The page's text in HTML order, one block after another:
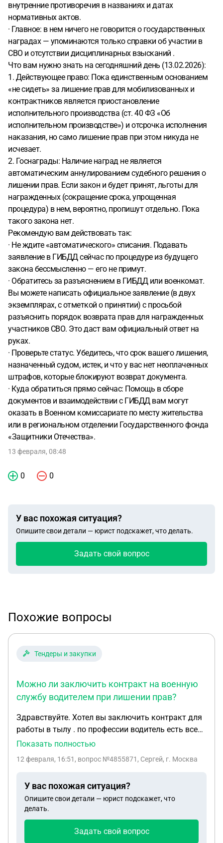
внутренние противоречия в названиях и датах
нормативных актов.
· Главное: в нем ничего не говорится о государственных
наградах — упоминаются только справки об участии в
СВО и отсутствии дисциплинарных взысканий .
Что вам нужно знать на сегодняшний день (13.02.2026):
1. Действующее право: Пока единственным основанием
«не сидеть» за лишение прав для мобилизованных и
контрактников является приостановление
исполнительного производства (ст. 40 ФЗ «Об
исполнительном производстве») и отсрочка исполнения
наказания, но само лишение прав при этом никуда не
исчезает.
2. Госнаграды: Наличие наград не является
автоматическим аннулированием судебного решения о
лишении прав. Если закон и будет принят, льготы для
награжденных (сокращение срока, упрощенная
процедура) в нем, вероятно, пропишут отдельно. Пока
такого закона нет.
Рекомендую вам действовать так:
· Не ждите «автоматического» списания. Подавать
заявление в ГИБДД сейчас по процедуре из будущего
закона бессмысленно — его не примут.
· Обратитесь за разъяснением в ГИБДД или военкомат.
Вы можете написать официальное заявление (в двух
экземплярах, с отметкой о принятии) с просьбой
разъяснить порядок возврата прав для награжденных
участников СВО. Это даст вам официальный ответ на
руках.
· Проверьте статус. Убедитесь, что срок вашего лишения,
назначенный судом, истек, и что у вас нет неоплаченных
штрафов, которые блокируют возврат документа.
· Куда обратиться прямо сейчас: Помощь в сборе
документов и взаимодействии с ГИБДД вам могут
оказать в Военном комиссариате по месту жительства
или в региональном отделении Государственного фонда
«Защитники Отечества».
13 февраля, 08:48
0 0
У вас похожая ситуация?
Опишите свои детали — юрист подскажет, что делать.
Задать свой вопрос
Похожие вопросы
Тендеры и закупки
Можно ли заключить контракт на военную
службу водителем при лишении прав?
Здравствуйте. Хотел вы заключить контракт для
работы в тылу . по профессии водитель есть все
категории, но водительское удостоверение в
отказ от медицинского освидетельствования. На
Показать полностью
12 февраля, 16:51 , вопрос №4855871, Сергей, г. Москва
У вас похожая ситуация?
Опишите свои детали — юрист подскажет, что
делать.
Задать свой вопрос